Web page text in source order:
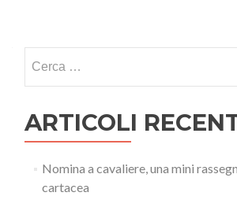
per:
ARTICOLI
Nomina a cavaliere, una mini
cartacea